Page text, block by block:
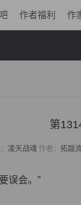
作者福利 作
第
凌天战魂作者： 拓跋
误会。”